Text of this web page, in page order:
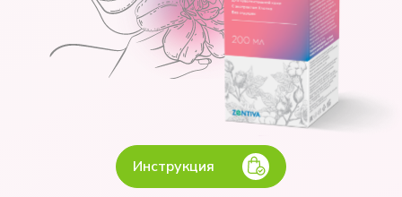
Инструкция